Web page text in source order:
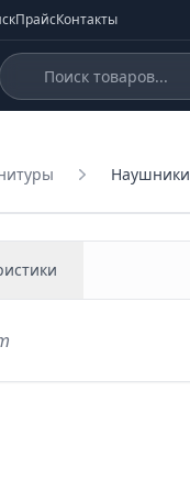
ПрайсКонтакты